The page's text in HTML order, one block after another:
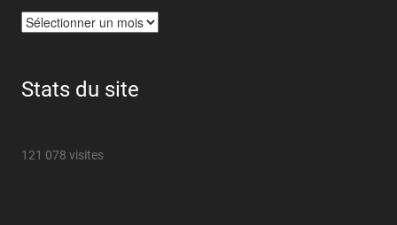
Archives
Stats du site
121 078 visites